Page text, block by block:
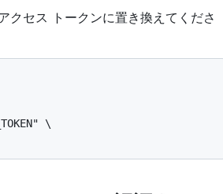
クセス トークンに置き換えてくださ
\